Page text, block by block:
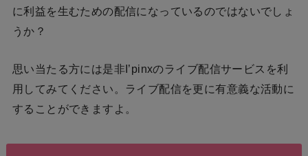
に利益を生むための配信になっているのではないでしょ
うか？
思い当たる方には是非I’pinxのライブ配信サービスを利
用してみてください。ライブ配信を更に有意義な活動に
することができますよ。